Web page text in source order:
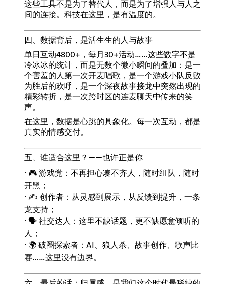
这些工具不是为了替代人，而是为了增强人与人之
间的连接。科技在这里，是有温度的。
四、数据背后，是活生生的人与故事
单日互动4800+，每月30+活动……这些数字不是
冷冰冰的统计，而是无数个微小瞬间的叠加：是一
个害羞的人第一次开麦唱歌，是一个游戏小队反败
为胜后的欢呼，是一个深夜故事接龙中突然出现的
精彩转折，是一次跨时区的连麦聊天中传来的笑
声。
在这里，数据是心跳的具象化。每一次互动，都是
真实的情感交付。
五、谁适合这里？——也许正是你
· 🎮 游戏党：不再担心凑不齐人，随时组队，随时
开黑；
· ✍️ 创作者：从灵感到展示，从反馈到提升，一条
龙支持；
· 🗣️ 社交达人：这里不缺话题，更不缺愿意倾听的
人；
· 🌍 破圈探索者：AI、狼人杀、故事创作、歌声比
赛……这里没有边界。